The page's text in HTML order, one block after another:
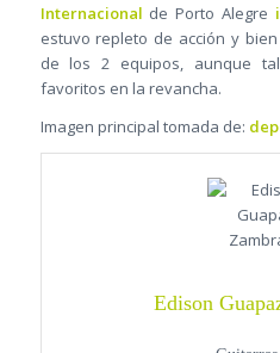
Internacional de Porto Alegre
estuvo repleto de acción y
de los 2 equipos, aunque
favoritos en la revancha.
Imagen principal tomada de:
Edison